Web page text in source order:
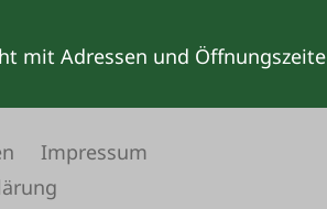
mit Adressen und
Impressum